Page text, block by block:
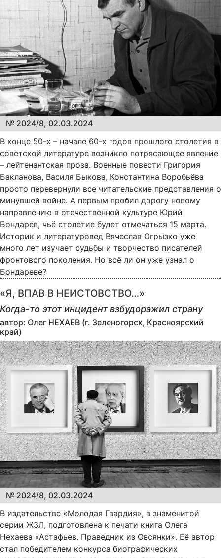
№ 2024/8, 02.03.2024
В конце 50-х – начале 60-х годов прошлого столетия в
советской литературе возникло потрясающее явление
– лейтенантская проза. Военные повести Григория
Бакланова, Василя Быкова, Константина Воробьёва
просто перевернули все читательские представления о
минувшей войне. А первым пробил дорогу новому
направлению в отечественной культуре Юрий
Бондарев, чьё столетие будет отмечаться 15 марта.
Историк и литературовед Вячеслав Огрызко уже
много лет изучает судьбы и творчество писателей
фронтового поколения. Но всё ли он уже узнал о
Бондареве?
«Я, ВПАВ В НЕИСТОВСТВО…»
Когда-то этот инцидент взбудоражил страну
автор: Олег НЕХАЕВ (г. Зеленогорск, Красноярский
край)
№ 2024/8, 02.03.2024
В издательстве «Молодая Гвардия», в знаменитой
серии ЖЗЛ, подготовлена к печати книга Олега
Нехаева «Астафьев. Праведник из Овсянки». Её автор
стал победителем конкурса биографических